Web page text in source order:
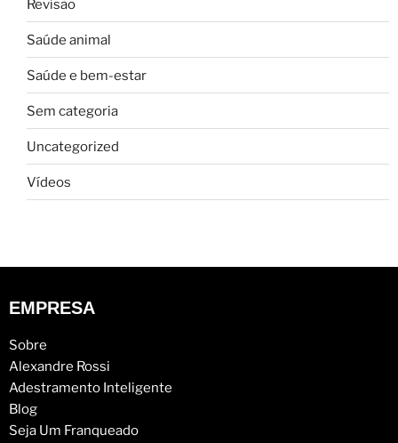
Revisão
Saúde animal
Saúde e bem-estar
Sem categoria
Uncategorized
Vídeos
EMPRESA
Sobre
Alexandre Rossi
Adestramento Inteligente
Blog
Seja Um Franqueado